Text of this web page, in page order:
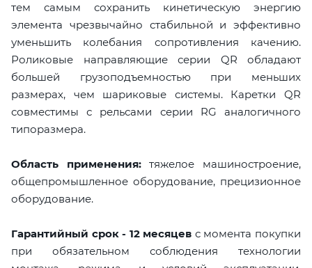
тем самым сохранить кинетическую энергию
элемента чрезвычайно стабильной и эффективно
уменьшить колебания сопротивления качению.
Роликовые направляющие серии QR обладают
большей грузоподъемностью при меньших
размерах, чем шариковые системы. Каретки QR
совместимы с рельсами серии RG аналогичного
типоразмера.
Область применения:тяжелое машиностроение,
общепромышленное оборудование, прецизионное
оборудование.
Гарантийный срок - 12 месяцев с момента покупки
при обязательном соблюдения технологии